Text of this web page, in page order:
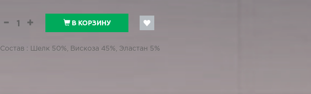
В КОРЗИНУ
Состав : Шелк 50%, Вискоза 45%, Эластан 5%